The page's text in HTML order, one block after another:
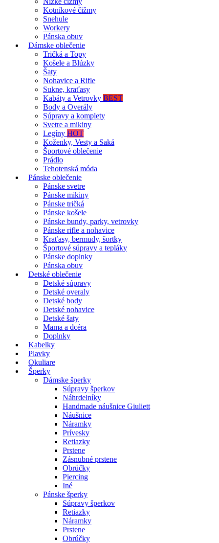
Kotníkové čižmy
Snehule
Workery
Pánska obuv
Dámske oblečenie
Tričká a Topy
Košele a Blúzky
Šaty
Nohavice a Rifle
Sukne, kraťasy
Kabáty a Vetrovky BEST
Body a Overály
Súpravy a komplety
Svetre a mikiny
Legíny HOT
Koženky, Vesty a Saká
Športové oblečenie
Prádlo
Tehotenská móda
Pánske oblečenie
Pánske svetre
Pánske mikiny
Pánske tričká
Pánske košele
Pánske bundy, parky, vetrovky
Pánske rifle a nohavice
Kraťasy, bermudy, šortky
Športové súpravy a tepláky
Pánske doplnky
Pánska obuv
Detské oblečenie
Detské súpravy
Detské overaly
Detské body
Detské nohavice
Detské šaty
Mama a dcéra
Doplnky
Kabelky
Plavky
Okuliare
Šperky
Dámske šperky
Súpravy šperkov
Náhrdelníky
Handmade náušnice Giuliett
Náušnice
Náramky
Prívesky
Retiazky
Prstene
Zásnubné prstene
Obrúčky
Piercing
Iné
Pánske šperky
Súpravy šperkov
Retiazky
Náramky
Prstene
Obrúčky